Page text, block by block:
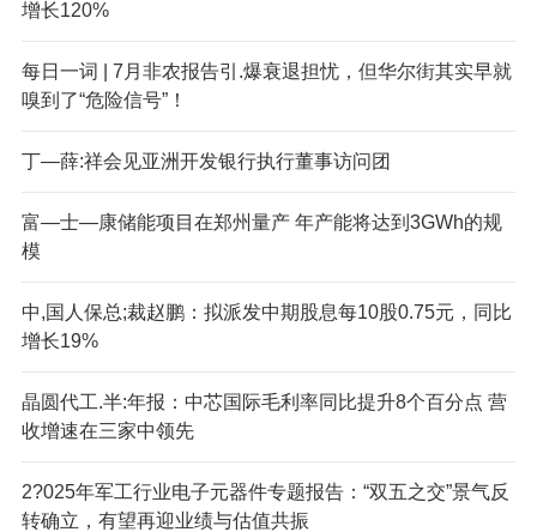
增长120%
每日一词 | 7月非农报告引.爆衰退担忧，但华尔街其实早就
嗅到了“危险信号”！
丁—薛:祥会见亚洲开发银行执行董事访问团
富—士—康储能项目在郑州量产 年产能将达到3GWh的规
模
中,国人保总;裁赵鹏：拟派发中期股息每10股0.75元，同比
增长19%
晶圆代工.半:年报：中芯国际毛利率同比提升8个百分点 营
收增速在三家中领先
2?025年军工行业电子元器件专题报告：“双五之交”景气反
转确立，有望再迎业绩与估值共振